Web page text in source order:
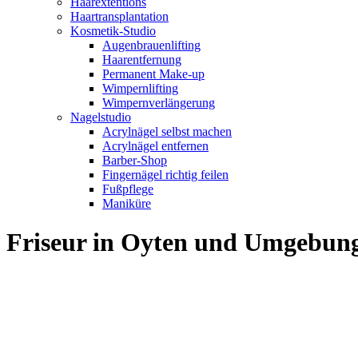
Haartransplantation
Kosmetik-Studio
Augenbrauenlifting
Haarentfernung
Permanent Make-up
Wimpernlifting
Wimpernverlängerung
Nagelstudio
Acrylnägel selbst machen
Acrylnägel entfernen
Barber-Shop
Fingernägel richtig feilen
Fußpflege
Maniküre
Friseur in Oyten und